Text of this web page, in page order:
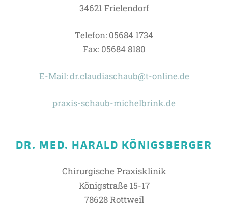
34621 Frielendorf
Telefon: 05684 1734
Fax: 05684 8180
E-Mail: dr.claudiaschaub@t-online.de
praxis-schaub-michelbrink.de
DR. MED. HARALD KÖNIGSBERGER
Chirurgische Praxisklinik
Königstraße 15-17
78628 Rottweil